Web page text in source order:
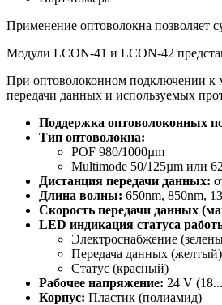
Применение оптоволокна позволяет
Модули LCON-41 и LCON-42
При оптоволоконном подключении к
передачи данных и используемых
Поддержка оптоволоконных
Тип оптоволокна:
POF 980/1000µm
Multimode 50/125µm или
Дистанция передачи данных:
Длина волны: 650nm, 850nm,
Скорость передачи данных
LED индикация статуса
Электроснабжение
Передача данных (желтый)
Статус (красный)
Рабочее напряжение: 24 V
Корпус: Пластик (полиамид)